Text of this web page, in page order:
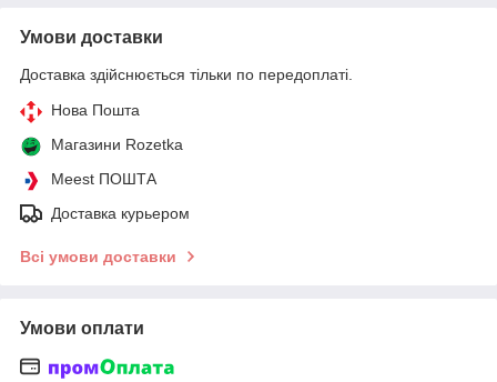
Умови доставки
Доставка здійснюється тільки по передоплаті.
Нова Пошта
Магазини Rozetka
Meest ПОШТА
Доставка курьером
Всі умови доставки
Умови оплати